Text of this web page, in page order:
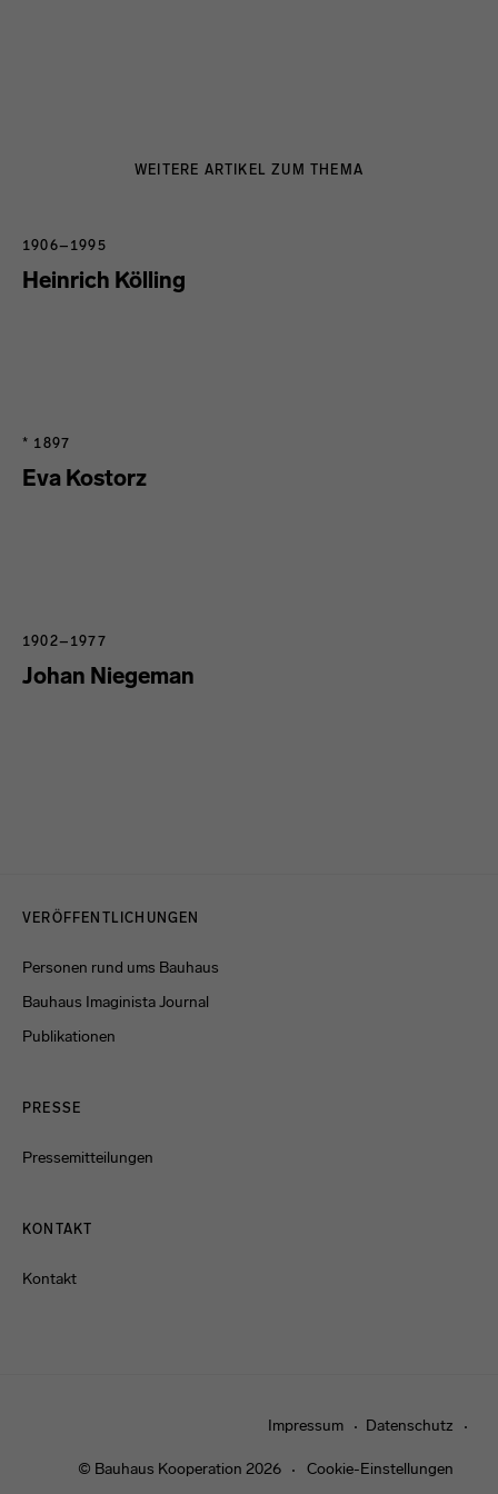
WEITERE ARTIKEL ZUM THEMA
Heinrich Kölling
1906–1995
Eva Kostorz
* 1897
Johan Niegeman
1902–1977
VERÖFFENTLICHUNGEN
Personen rund ums Bauhaus
Bauhaus Imaginista Journal
Publikationen
PRESSE
Pressemitteilungen
KONTAKT
Kontakt
Impressum Datenschutz
© Bauhaus Kooperation 2026 Cookie-Einstellungen